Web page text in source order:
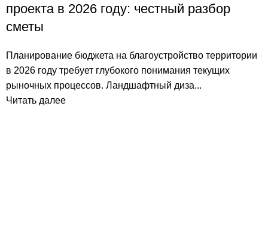
проекта в 2026 году: честный разбор
сметы
Планирование бюджета на благоустройство территории
в 2026 году требует глубокого понимания текущих
рыночных процессов. Ландшафтный диза...
Читать далее